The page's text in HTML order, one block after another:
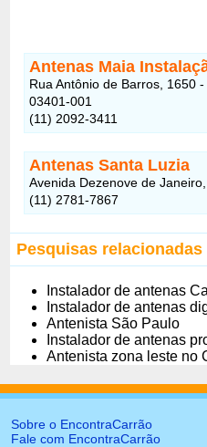
Antenas Maia
Rua Antônio de Barros, 1650
03401-001
(11) 2092-3411
Antenas Santa Luzia
Avenida Dezenove de
(11) 2781-7867
Pesquisas
Instalador de antenas
Instalador de antenas
Antenista São Paulo
Instalador de antenas
Antenista zona leste no
Sobre o EncontraCarrão
Fale com EncontraCarrão